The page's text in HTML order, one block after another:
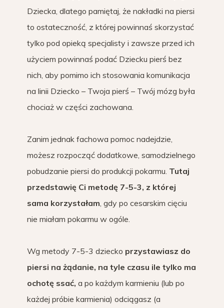
Dziecka, dlatego pamiętaj, że nakładki na piersi
to ostateczność, z której powinnaś skorzystać
tylko pod opieką specjalisty i zawsze przed ich
użyciem powinnaś podać Dziecku pierś bez
nich, aby pomimo ich stosowania komunikacja
na linii Dziecko – Twoja pierś – Twój mózg była
chociaż w części zachowana.
Zanim jednak fachowa pomoc nadejdzie,
możesz rozpocząć dodatkowe, samodzielnego
pobudzanie piersi do produkcji pokarmu. Tutaj
przedstawię Ci metodę 7-5-3, z której
sama korzystałam , gdy po cesarskim cięciu
nie miałam pokarmu w ogóle.
Wg metody 7-5-3 dziecko przystawiasz do
piersi na żądanie, na tyle czasu ile tylko ma
ochotę ssać, a po każdym karmieniu (lub po
każdej próbie karmienia) odciągasz (a